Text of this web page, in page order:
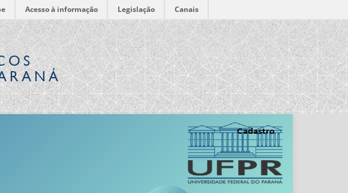
Acesso à informação Legislação Canais
Cadastro